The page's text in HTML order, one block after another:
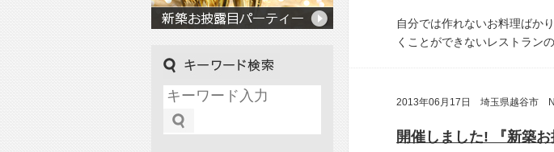
自分では作れないお料理ばか
くことができないレストラン
2013年06月17日 埼玉県越谷市